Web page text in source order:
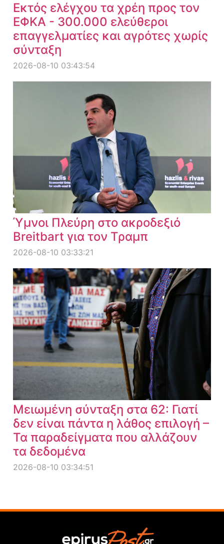
Εκτός ελέγχου τα χρέη προς τον
ΕΦΚΑ - 300.000 ελεύθεροι
επαγγελματίες και αγρότες χωρίς
σύνταξη
2026-08-10 03:43:54
Ύμνοι Πλεύρη στο ακροδεξιό
Breitbart για τον Τραμπ
2026-08-10 03:33:21
Μειωμένη σύνταξη στα 62: Γιατί
δεν είναι πάντα η λάθος επιλογή –
Τα παραδείγματα που αλλάζουν
τα δεδομένα
2026-08-10 03:34:51